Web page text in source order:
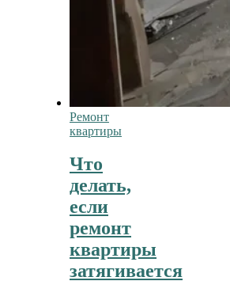
Ремонт
квартиры
Что
делать,
если
ремонт
квартиры
затягивается